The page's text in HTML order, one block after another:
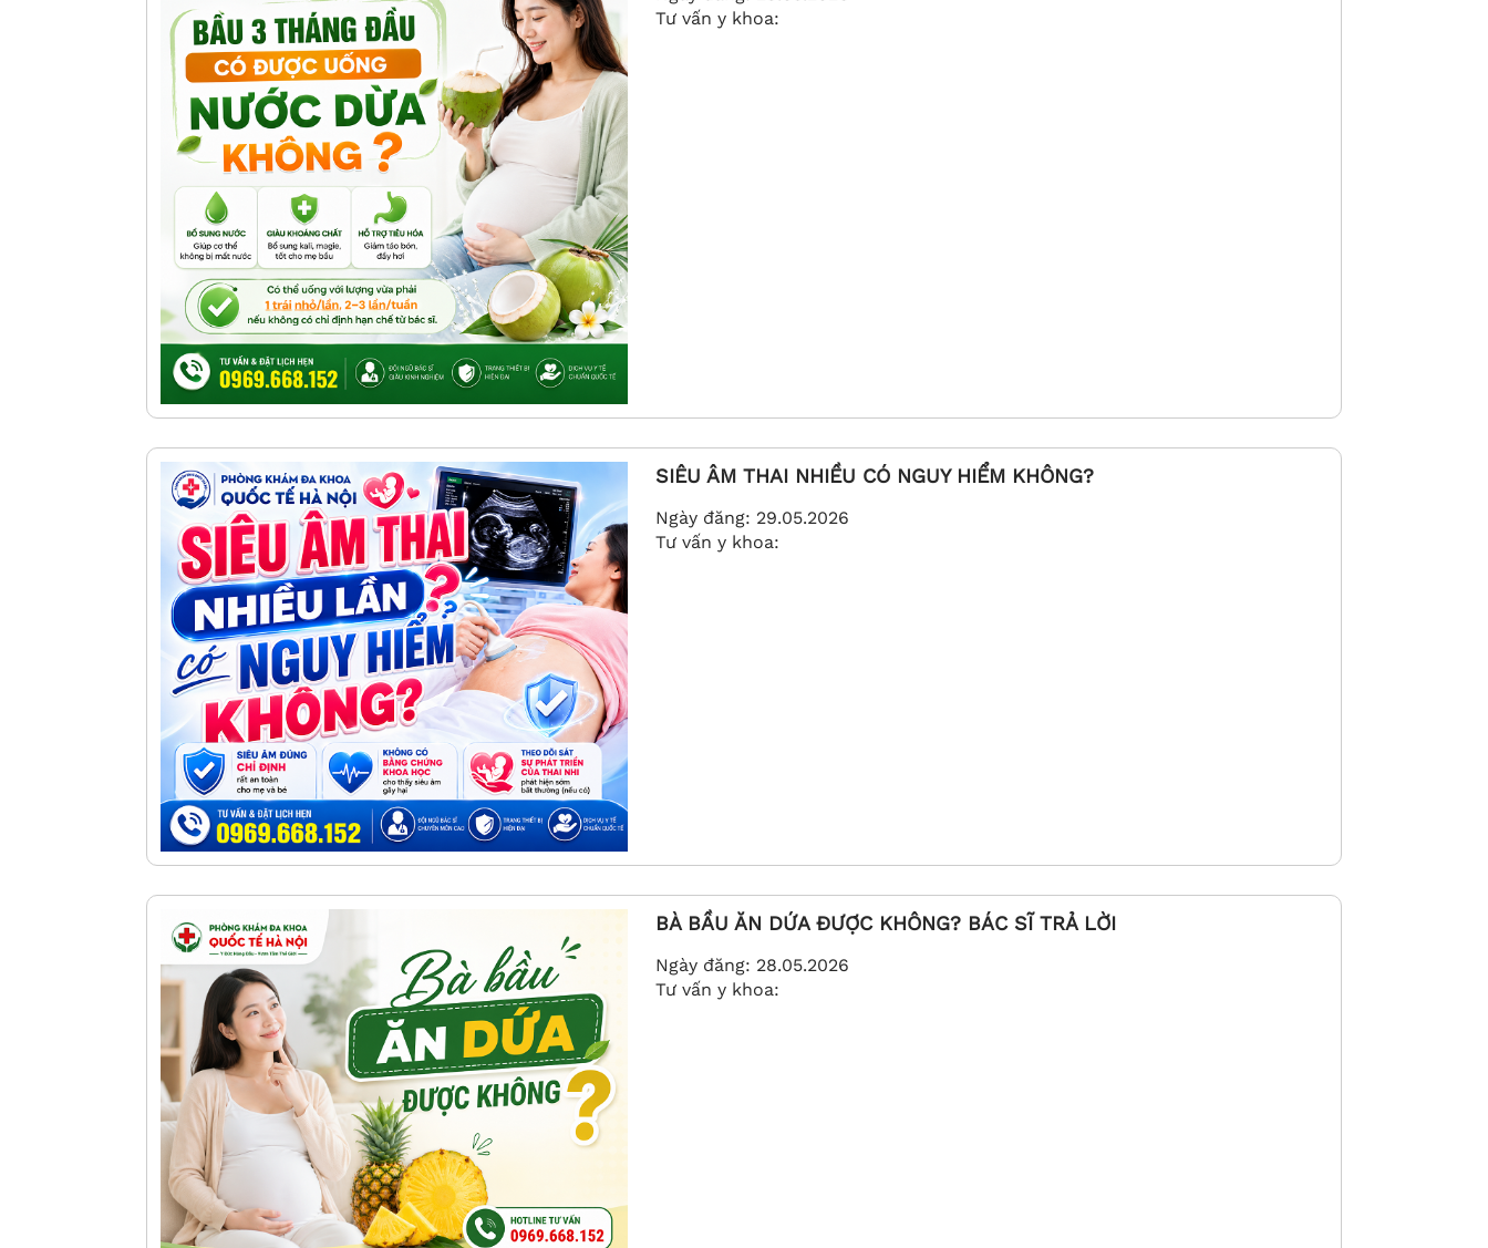
Có nhiều đề tài cấp Sở, Bộ được đánh giá cao.
Tư vấn y khoa:
SIÊU ÂM THAI NHIỀU CÓ NGUY HIỂM KHÔNG?
Ngày đăng: 29.05.2026
Tư vấn y khoa:
BÀ BẦU ĂN DỨA ĐƯỢC KHÔNG? BÁC SĨ TRẢ LỜI
Ngày đăng: 28.05.2026
Tư vấn y khoa: